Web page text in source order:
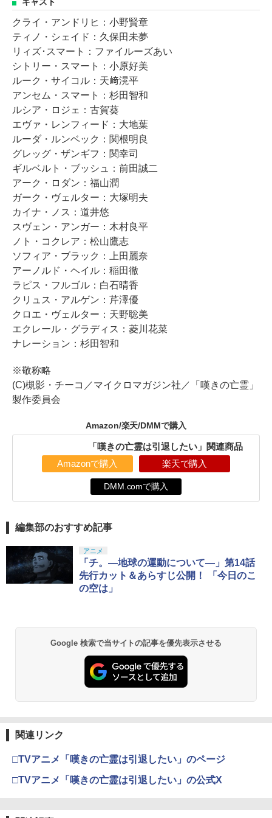
キャスト
クライ・アンドリヒ：小野賢章
ティノ・シェイド：久保田未夢
リィズ･スマート：ファイルーズあい
シトリー・スマート：小原好美
ルーク・サイコル：天﨑滉平
アンセム・スマート：杉田智和
ルシア・ロジェ：古賀葵
エヴァ・レンフィード：大地葉
ルーダ・ルンベック：関根明良
グレッグ・ザンギフ：関幸司
ギルベルト・ブッシュ：前田誠二
アーク・ロダン：福山潤
ガーク・ヴェルター：大塚明夫
カイナ・ノス：道井悠
スヴェン・アンガー：木村良平
ノト・コクレア：松山鷹志
ソフィア・ブラック：上田麗奈
アーノルド・ヘイル：稲田徹
ラピス・フルゴル：白石晴香
クリュス・アルゲン：芹澤優
クロエ・ヴェルター：天野聡美
エクレール・グラディス：菱川花菜
ナレーション：杉田智和
※敬称略
(C)槻影・チーコ／マイクロマガジン社／「嘆きの亡霊」
製作委員会
Amazon/楽天/DMMで購入
「嘆きの亡霊は引退したい」関連商品
Amazonで購入 楽天で購入
DMM.comで購入
編集部のおすすめ記事
アニメ
「チ。―地球の運動について―」第14話
先行カット＆あらすじ公開！ 「今日のこ
の空は」
Google 検索で当サイトの記事を優先表示させる
関連リンク
□TVアニメ「嘆きの亡霊は引退したい」のページ
□TVアニメ「嘆きの亡霊は引退したい」の公式X